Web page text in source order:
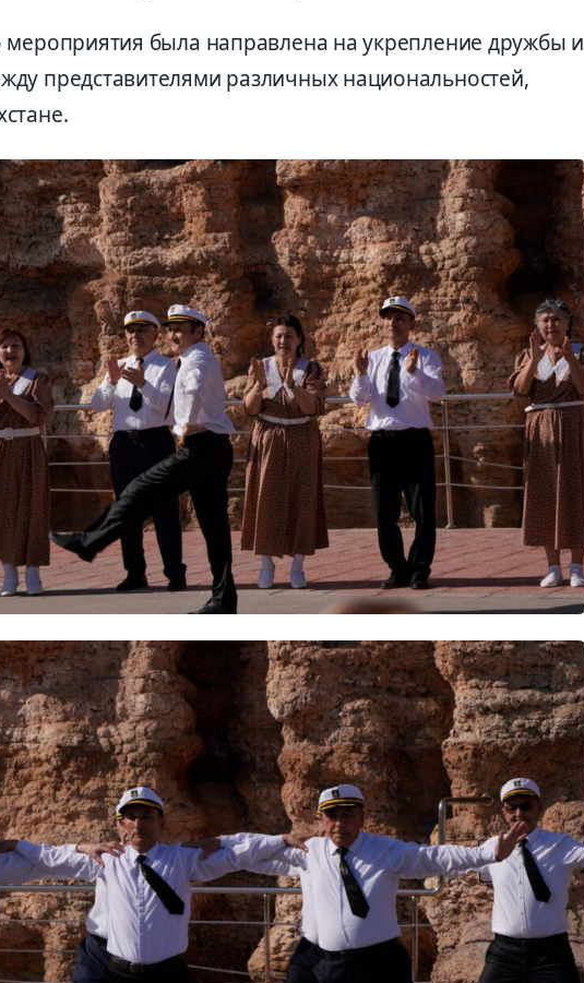
мероприятия была направлена на укрепление дружбы и
представителями различных национальностей,